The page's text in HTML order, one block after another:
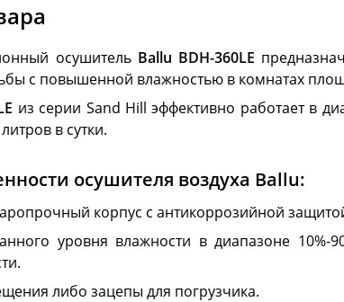
осушитель Ballu BDH-360LE
с повышенной влажностью в комнатах
из серии Sand Hill эффективно работает в
в сутки.
осушителя воздуха Ballu:
корпус с антикоррозийной
уровня влажности в диапазоне
либо зацепы для погрузчика.